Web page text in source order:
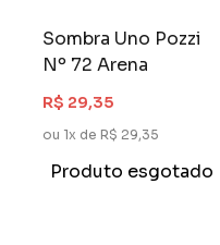
Sombra Uno Pozzi
Nº 72 Arena
R$ 29,35
ou 1x de R$ 29,35
Produto esgotado